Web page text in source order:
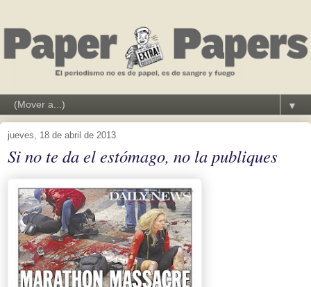
▼
jueves, 18 de abril de 2013
Si no te da el estómago, no la publiques